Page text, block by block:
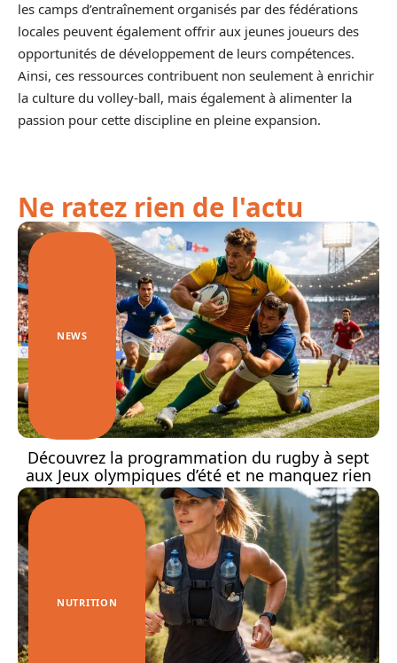
les camps d’entraînement organisés par des fédérations
locales peuvent également offrir aux jeunes joueurs des
opportunités de développement de leurs compétences.
Ainsi, ces ressources contribuent non seulement à enrichir
la culture du volley-ball, mais également à alimenter la
passion pour cette discipline en pleine expansion.
Ne ratez rien de l'actu
NEWS
Découvrez la programmation du rugby à sept
aux Jeux olympiques d’été et ne manquez rien
NUTRITION